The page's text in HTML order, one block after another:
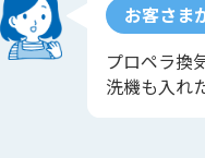
お客さま
プロペラ換
洗機も入れ